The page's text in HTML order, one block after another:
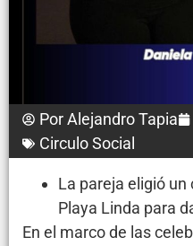
PorAlejandro Tapia
Circulo Social
La pareja eligió
Playa Linda para
En el marco de las